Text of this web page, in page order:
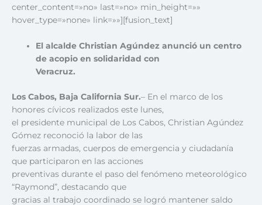
center_content=»no» last=»no» min_height=»»
hover_type=»none» link=»»][fusion_text]
El alcalde Christian Agúndez anunció un centro
de acopio en solidaridad con
Veracruz.
Los Cabos, Baja California Sur.– En el marco de los
honores cívicos realizados este lunes,
el presidente municipal de Los Cabos, Christian Agúndez
Gómez reconoció la labor de las
fuerzas armadas, cuerpos de emergencia y ciudadanía
que participaron en las acciones
preventivas durante el paso del fenómeno meteorológico
“Raymond”, destacando que
gracias al trabajo coordinado se logró mantener saldo